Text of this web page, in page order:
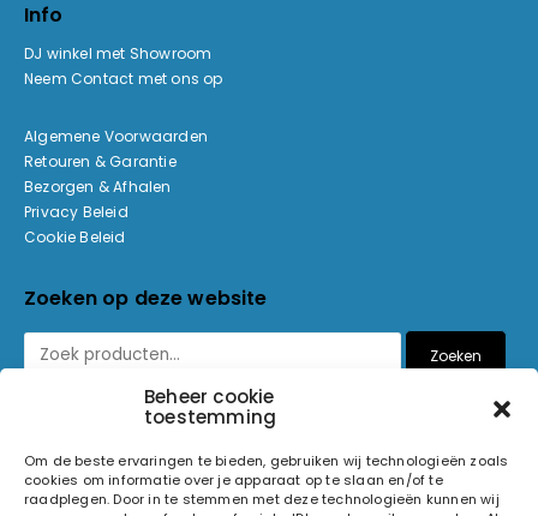
Beheer cookie
toestemming
Om de beste ervaringen te bieden, gebruiken wij technologieën zoals
cookies om informatie over je apparaat op te slaan en/of te
raadplegen. Door in te stemmen met deze technologieën kunnen wij
Info
DJ winkel met Showroom
Neem Contact met ons op
Algemene Voorwaarden
Retouren & Garantie
Bezorgen & Afhalen
Privacy Beleid
Cookie Beleid
Zoeken op deze website
Zoeken